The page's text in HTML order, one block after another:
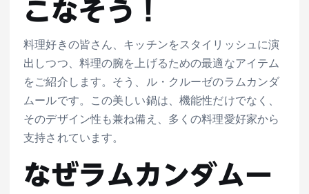
こなそう！
料理好きの皆さん、キッチンをスタイリッシュに演
出しつつ、料理の腕を上げるための最適なアイテム
をご紹介します。そう、ル・クルーゼのラムカンダ
ムールです。この美しい鍋は、機能性だけでなく、
そのデザイン性も兼ね備え、多くの料理愛好家から
支持されています。
なぜラムカンダムー